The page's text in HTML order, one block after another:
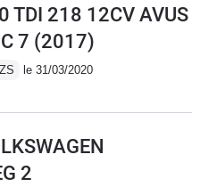
TDI 218 12CV AVUS
7 (2017)
le 31/03/2020
2